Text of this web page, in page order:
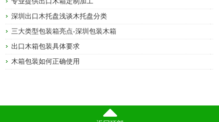
深圳出口木托盘浅谈木托盘分类
三大类型包装箱亮点-深圳包装木箱
出口木箱包装具体要求
木箱包装如何正确使用